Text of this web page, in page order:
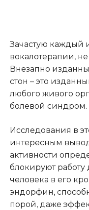
Зачастую каждый
вокалотерапии,
Внезапно
стон – это
любого живого
болевой синдром.
Исследования в
интересным
активности
блокируют работу
человека в его
эндорфин,
порой, даже